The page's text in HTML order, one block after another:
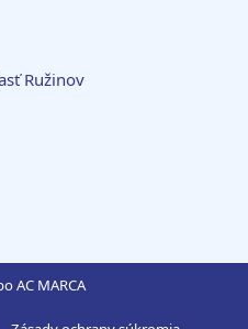
Ružinov
AC MARCA